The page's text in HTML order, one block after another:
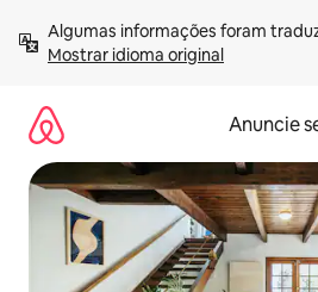
para
Mostrar idioma original
Anuncie